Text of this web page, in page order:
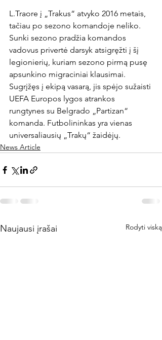
L.Traore į „Trakus“ atvyko 2016 metais,
tačiau po sezono komandoje neliko.
Sunki sezono pradžia komandos
vadovus privertė darsyk atsigręžti į šį
legionierių, kuriam sezono pirmą pusę
apsunkino migraciniai klausimai.
Sugrįžęs į ekipą vasarą, jis spėjo sužaisti
UEFA Europos lygos atrankos
rungtynes su Belgrado „Partizan“
komanda. Futbolininkas yra vienas
universaliausių „Trakų“ žaidėjų.
News Article
Naujausi įrašai Rodyti viską